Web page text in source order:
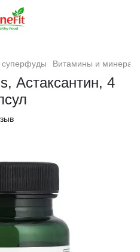
Витамины и
Астаксантин, 4